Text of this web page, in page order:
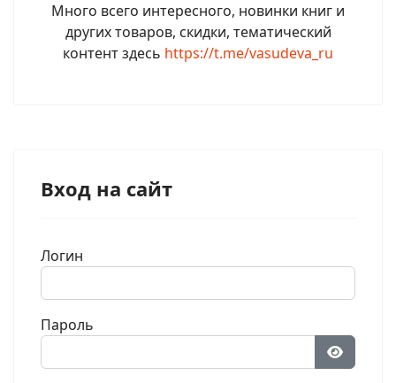
Много всего интересного, новинки книг и
других товаров, скидки, тематический
контент здесь https://t.me/vasudeva_ru
Вход на сайт
Логин
Пароль